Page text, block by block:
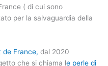
( di cui sono
per la salvaguardia della
de France, dal 2020
che si chiama le perle di